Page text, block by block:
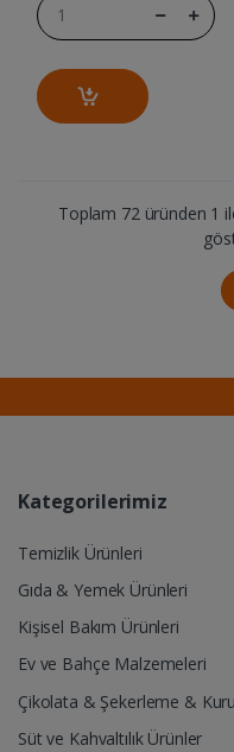
Toplam 72 üründen 1
Kategorilerimiz
Temizlik Ürünleri
Gıda & Yemek Ürünleri
Kişisel Bakım Ürünleri
Ev ve Bahçe Malzemeleri
Çikolata & Şekerleme &
Süt ve Kahvaltılık Ürünler